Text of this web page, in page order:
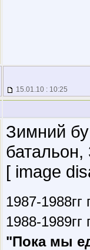
15.01.10 : 10:25
Зимний
батальон,
[ image
1987-
1988-
"Пока мы